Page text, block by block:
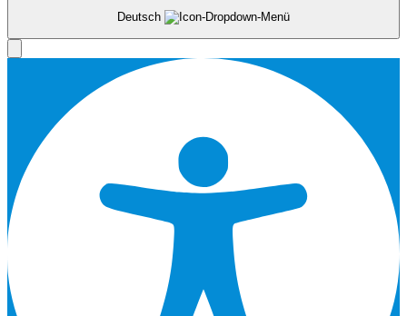
Deutsch